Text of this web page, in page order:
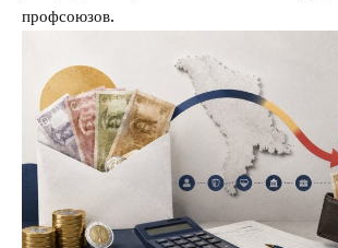
профсоюзов.